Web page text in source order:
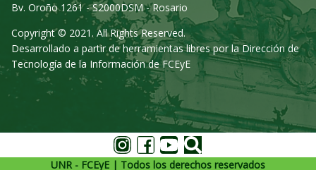
Bv. Oroño 1261 - S2000DSM - Rosario
Copyright © 2021. All Rights Reserved.
Desarrollado a partir de herramientas libres por la Dirección de
Tecnología de la Información de FCEyE
UNR - FCEyE | Todos los derechos reservados